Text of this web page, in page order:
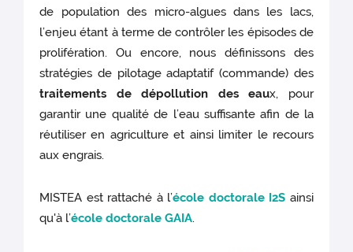
de population des micro-algues dans les lacs,
l’enjeu étant à terme de contrôler les épisodes de
prolifération. Ou encore, nous définissons des
stratégies de pilotage adaptatif (commande) des
traitements de dépollution des eaux, pour
garantir une qualité de l’eau suffisante afin de la
réutiliser en agriculture et ainsi limiter le recours
aux engrais.
MISTEA est rattaché à l’école doctorale I2S ainsi
qu'à l’école doctorale GAIA.